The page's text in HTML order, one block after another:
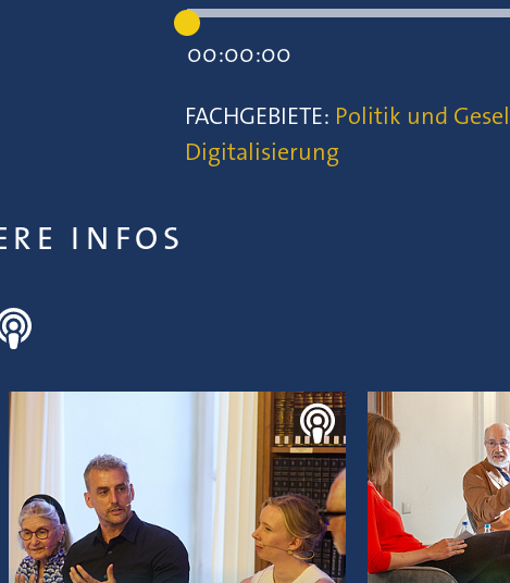
00:00:00
FACHGEBIETE: Politik und
Digitalisierung
INFOS